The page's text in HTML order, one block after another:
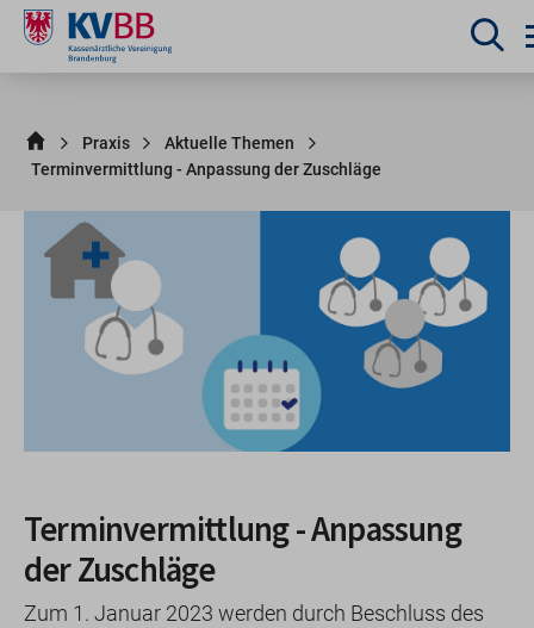
Praxis
Aktuelle Themen
Terminvermittlung - Anpassung der Zuschläge
Terminvermittlung - Anpassung
der Zuschläge
Zum 1. Januar 2023 werden durch Beschluss des